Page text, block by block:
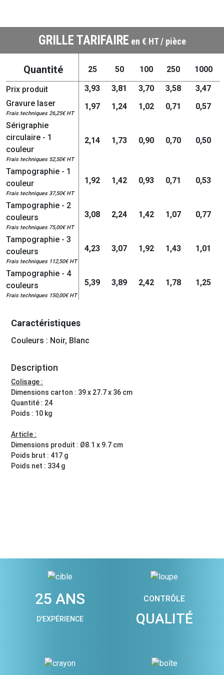
GRILLE TARIFAIRE en € HT / pièce
Quantité 25 50 100 250 1000
Prix produit 3,93 3,81 3,70 3,58
3,47
Gravure laser
Frais techniques 26,25€ HT
1,97 1,24 1,02 0,71
0,57
Sérigraphie
circulaire - 1
couleur
Frais techniques 52,50€ HT
2,14 1,73 0,90 0,70 0,50
Tampographie - 1
couleur
Frais techniques 37,50€ HT
1,92 1,42 0,93 0,71 0,53
Tampographie - 2
couleurs
Frais techniques 75,00€ HT
3,08 2,24 1,42 1,07 0,77
Tampographie - 3
couleurs
Frais techniques 112,50€ HT
4,23 3,07 1,92 1,43 1,01
Tampographie - 4
couleurs
Frais techniques 150,00€ HT
5,39 3,89 2,42 1,78 1,25
Caractéristiques
Couleurs : Noir, Blanc
Description
Colisage :
Dimensions carton : 39 x 27.7 x 36 cm
Quantité : 24
Poids : 10 kg
Article :
Dimensions produit : Ø8.1 x 9.7 cm
Poids brut : 417 g
Poids net : 334 g
25 ANS
D'EXPÉRIENCE
CONTRÔLE
QUALITÉ